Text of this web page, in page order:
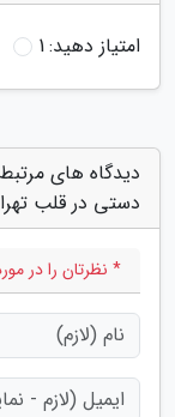
امتیاز دهید:1
دستی در قلب
* نظرتان را در